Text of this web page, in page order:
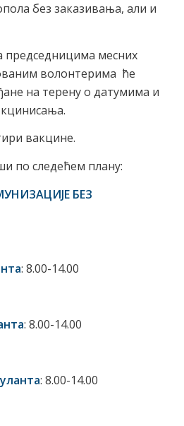
без заказивања, али и
месних
волонтерима ће
на терену о датумима и
вакцине.
по следећем плану:
БЕЗ
: 8.00-14.00
: 8.00-14.00
: 8.00-14.00